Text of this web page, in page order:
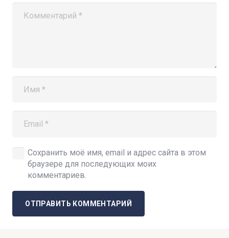
Сохранить моё имя, email и адрес сайта в этом
браузере для последующих моих
комментариев.
ОТПРАВИТЬ КОММЕНТАРИЙ